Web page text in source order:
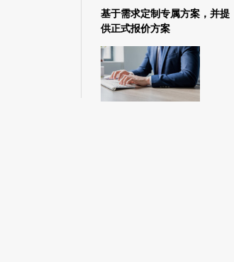
基于需求定制专属方案，并提
供正式报价方案